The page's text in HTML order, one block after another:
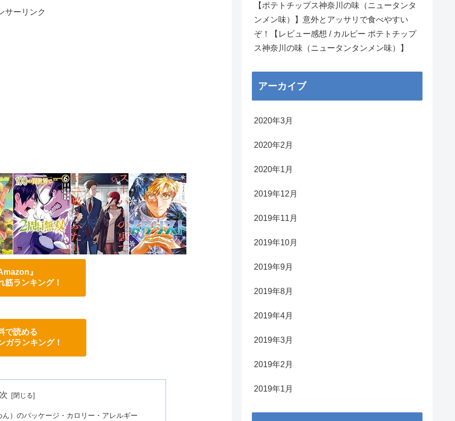
サーリンク
』
筋ランキング！
で読める
ガランキング！
）のパッケージ・カロリー・アレルギー
【ポテトチップス神奈川の味（ニュータンタ
ンメン味）】意外とアッサリで食べやすい
ぞ！【レビュー感想 / カルビー ポテトチップ
ス神奈川の味（ニュータンタンメン味）】
アーカイブ
2020年3月
2020年2月
2020年1月
2019年12月
2019年11月
2019年10月
2019年9月
2019年8月
2019年4月
2019年3月
2019年2月
2019年1月